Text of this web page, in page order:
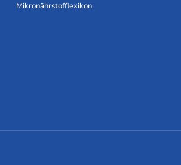
Mikronährstofflexikon